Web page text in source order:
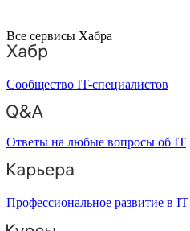
Все сервисы Хабра
Сообщество IT-специалистов
Ответы на любые вопросы об IT
Профессиональное развитие в IT